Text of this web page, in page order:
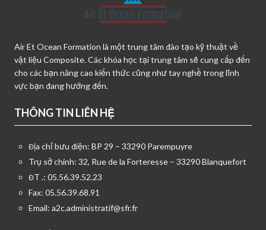
Air Et Ocean Formation là một trung tâm đào tạo kỹ thuật về
vật liệu Composite. Các khóa học tại trung tâm sẽ cung cấp đến
cho các bạn nâng cao kiến thức cũng như tay nghề trong lĩnh
vực bạn đang hướng đến.
THÔNG TIN LIÊN HỆ
Địa chỉ bưu điện: BP 29 – 33290 Parempuyre
Trụ sở chính: 32, Rue de la Forteresse – 33290 Blanquefort
ĐT .: 05.56.39.52.23
Fax: 05.56.39.68.91
Email: a2c.administratif@sfr.fr